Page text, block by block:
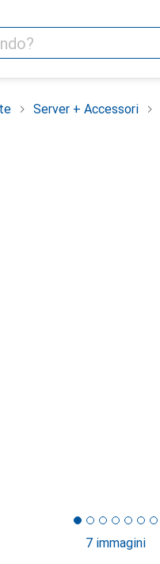
Server + Accessori
7 immagini